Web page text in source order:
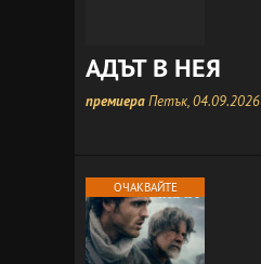
АДЪТ В НЕЯ
премиераПетък, 04.09.2026
ОЧАКВАЙТЕ